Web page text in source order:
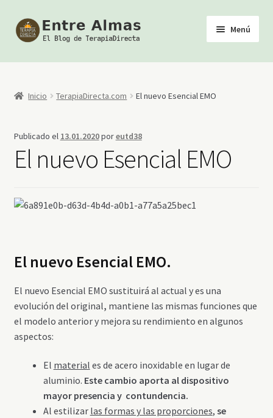
Ir
a
Ir
al
Menú
Inicio
TerapiaDirecta
Biblioteca Esotérica
Inicio TerapiaDirecta.com El nuevo Esencial EMO
Publicado el 13.01.2020poreutd38
El nuevo Esencial EMO
El nuevo Esencial EMO.
El nuevo Esencial EMO sustituirá al actual y es una
evolución del original, mantiene las mismas funciones que
el modelo anterior y mejora su rendimiento en algunos
aspectos:
El material es de acero inoxidable en lugar de
aluminio. Este cambio aporta al dispositivo
mayor presencia y contundencia.
Al estilizar las formas y las proporciones, se